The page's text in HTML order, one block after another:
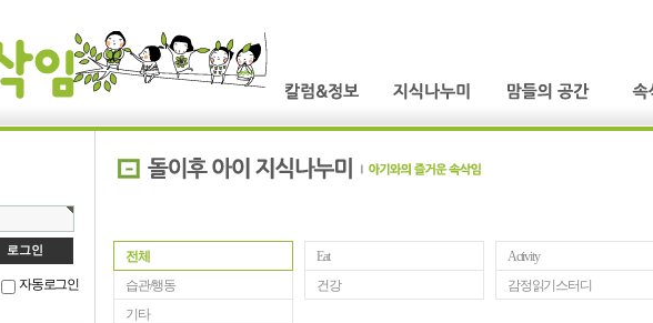
자동로그인
전체 Eat Activity
습관/행동
건강 감정읽기스터디
기타